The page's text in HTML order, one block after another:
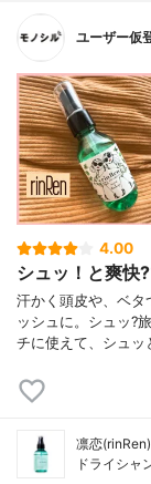
ユーザー仮
4.00
シュッ！と爽快
汗かく頭皮や、ベタ
ッシュに。シュッ?
チに使えて、シュ
凛恋(rinRen)
ドライシャ